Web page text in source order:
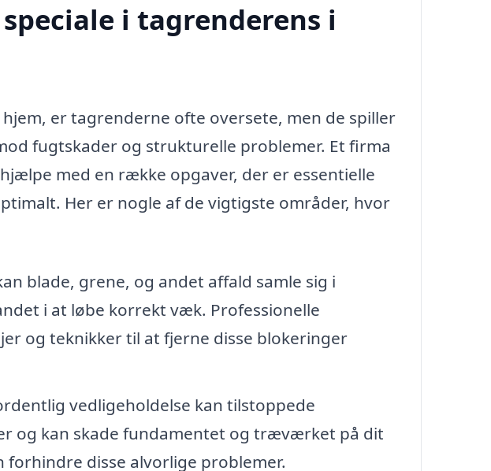
i tagrenderens i
er tagrenderne ofte oversete, men de spiller
fugtskader og strukturelle problemer. Et firma
med en række opgaver, der er essentielle
Her er nogle af de vigtigste områder, hvor
blade, grene, og andet affald samle sig i
i at løbe korrekt væk. Professionelle
og teknikker til at fjerne disse blokeringer
vedligeholdelse kan tilstoppede
og kan skade fundamentet og træværket på dit
disse alvorlige problemer.